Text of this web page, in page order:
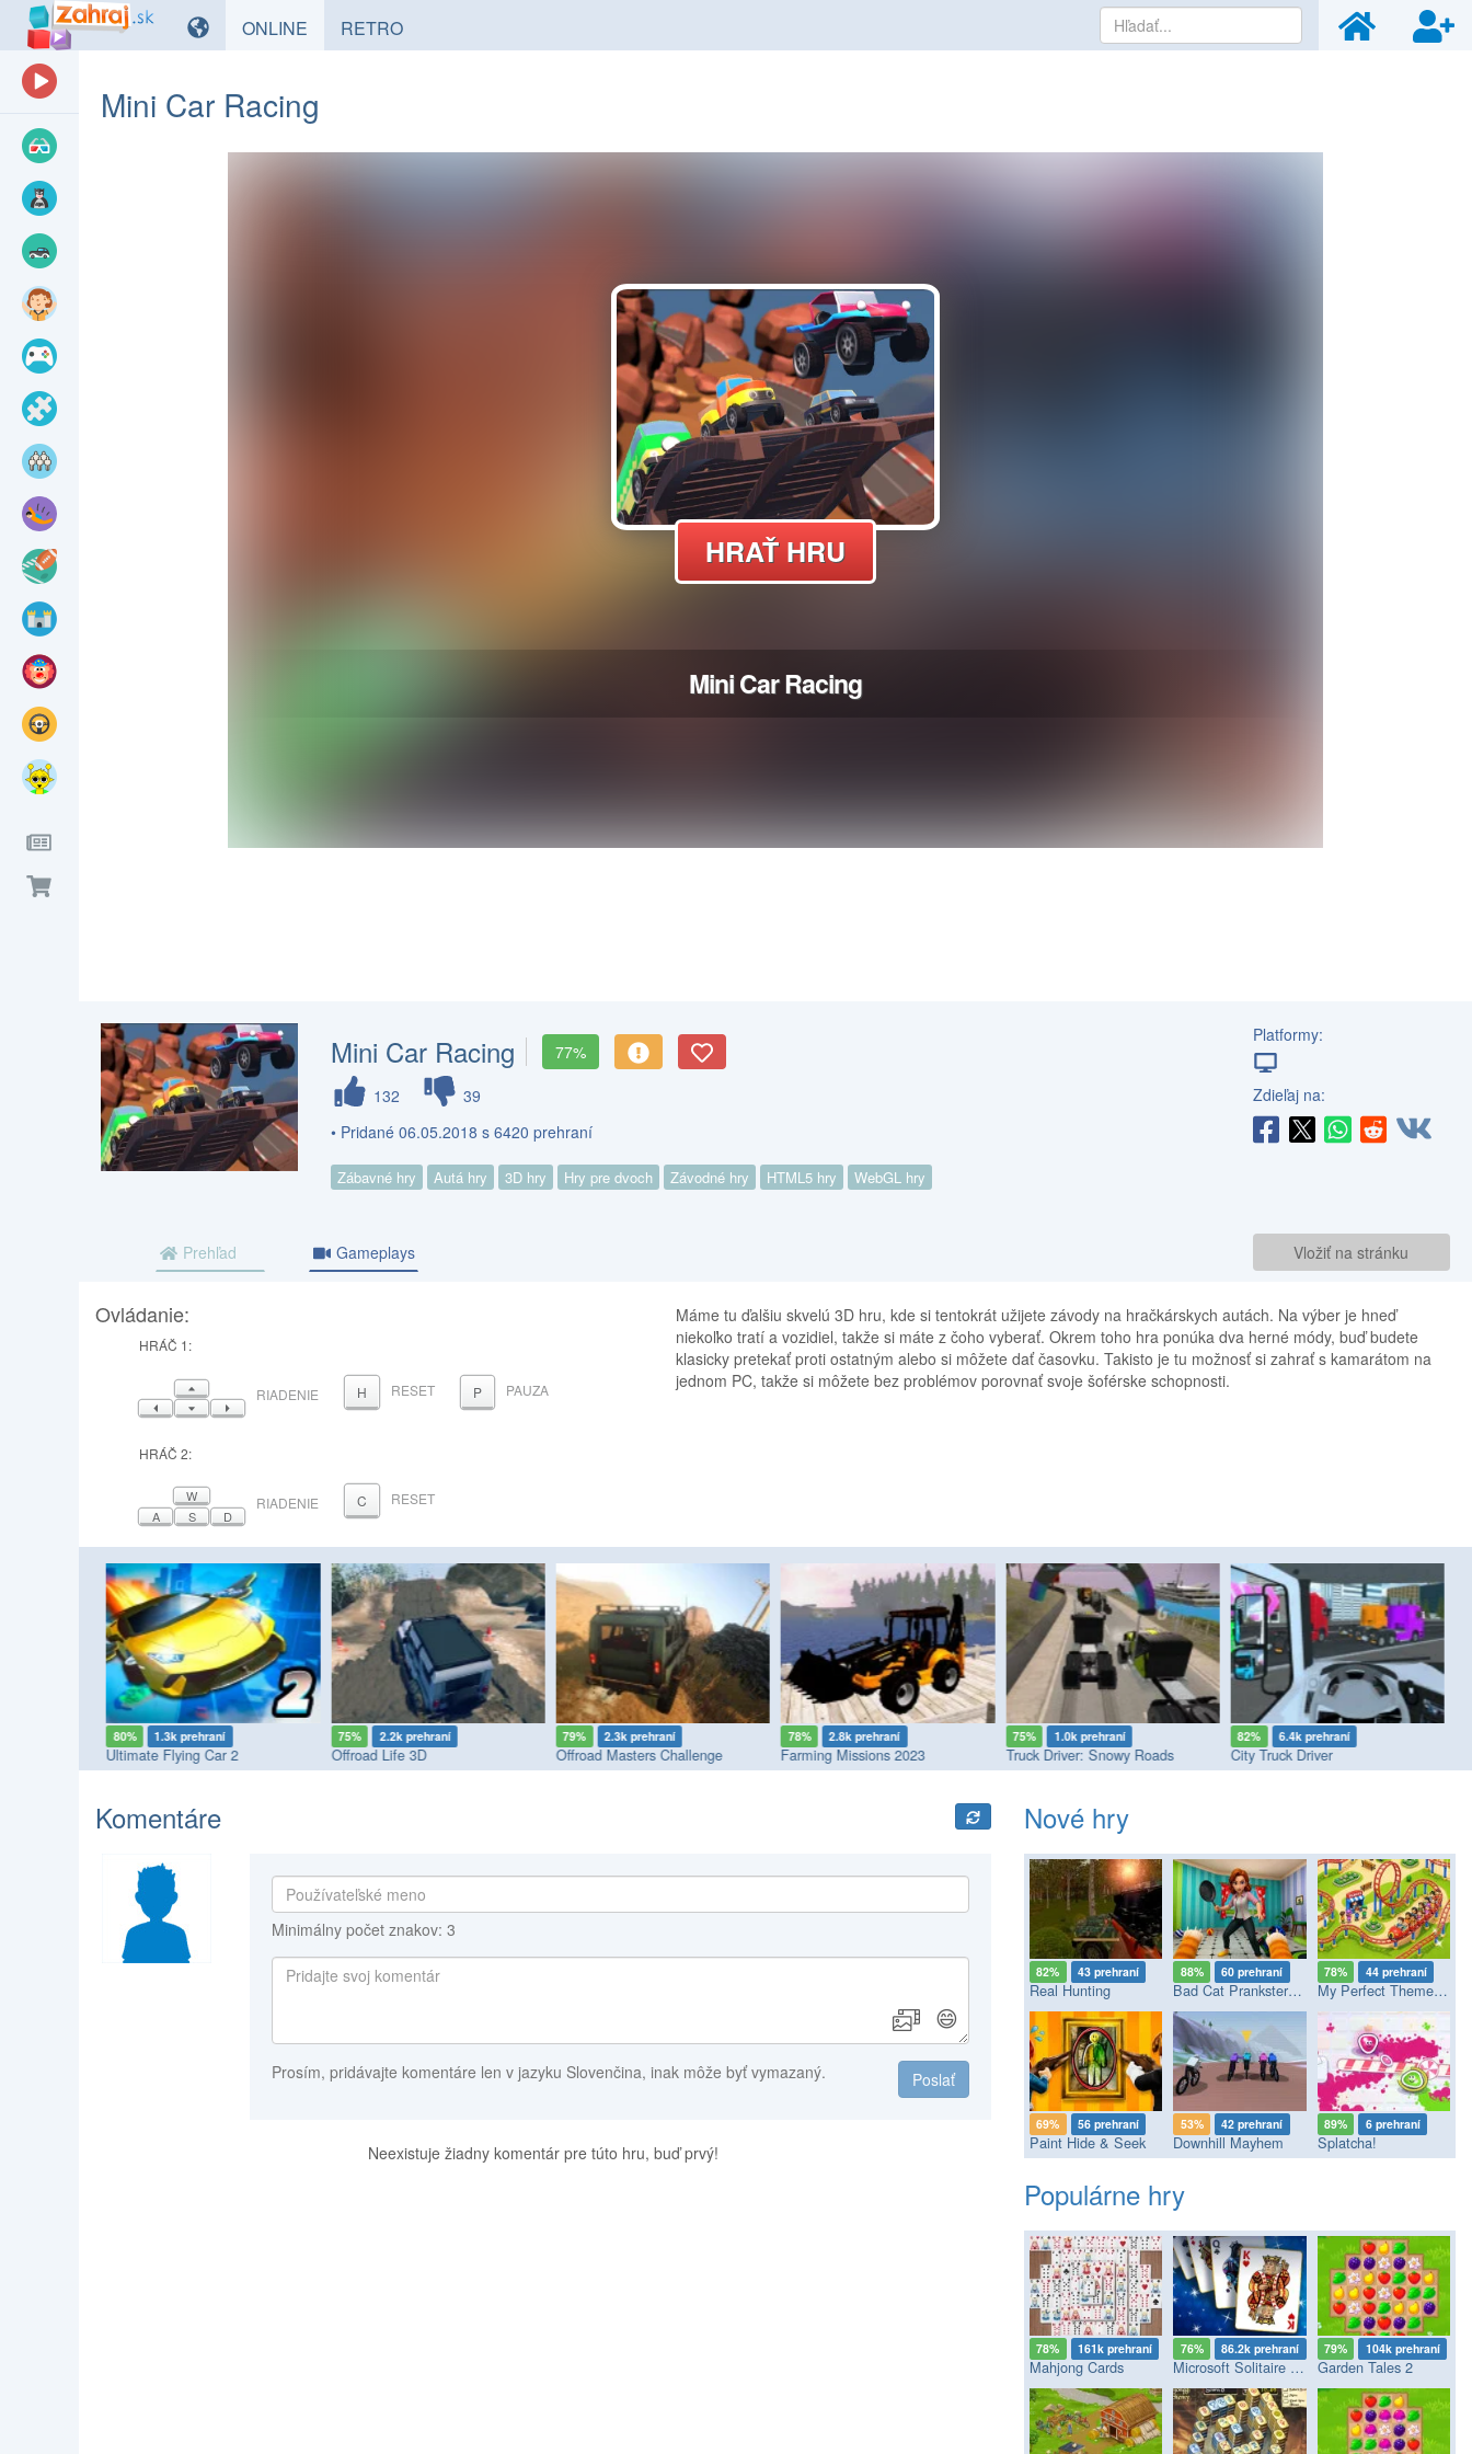
ONLINE HRYRETROHRY
Mini Car Racing
Mini Car Racing
77%
132
39
• Pridané 06.05.2018 s 6420 prehraní
Zábavné hry Autá hry 3D hry Hry pre dvoch Závodné hry HTML5 hry WebGL hry
Platformy:
Zdieľaj na:
Vložiť na stránku
Prehľad Gameplays
Ovládanie:
HRÁČ 1:
HORE
VĽAVODOLEVPRAVO
RIADENIE H RESET P PAUZA
HRÁČ 2:
W
A
S D
RIADENIE C RESET
Máme tu ďalšiu skvelú 3D hru, kde si tentokrát užijete závody na hračkárskych autách. Na výber je hneď
niekoľko tratí a vozidiel, takže si máte z čoho vyberať. Okrem toho hra ponúka dva herné módy, buď budete
klasicky pretekať proti ostatným alebo si môžete dať časovku. Takisto je tu možnosť si zahrať s kamarátom na
jednom PC, takže si môžete bez problémov porovnať svoje šoférske schopnosti.
80% 1.3k prehraní
Ultimate Flying Car 2
75% 2.2k prehraní
Offroad Life 3D
79% 2.3k prehraní
Offroad Masters Challenge
78% 2.8k prehraní
Farming Missions 2023
75% 1.0k prehraní
Truck Driver: Snowy Roads
82% 6.4k prehraní
City Truck Driver
Komentáre
Minimálny počet znakov: 3
😄
Poslať
Prosím, pridávajte komentáre len v jazyku Slovenčina, inak môže byť vymazaný.
Neexistuje žiadny komentár pre túto hru, buď prvý!
Nové hry
82% 43 prehraní
Real Hunting
88% 60 prehraní
Bad Cat Prankster - Mom’s Return
78% 44 prehraní
My Perfect Theme Park
69% 56 prehraní
Paint Hide & Seek
53% 42 prehraní
Downhill Mayhem
89% 6 prehraní
Splatcha!
Populárne hry
78% 161k prehraní
Mahjong Cards
76% 86.2k prehraní
Microsoft Solitaire Collection
79% 104k prehraní
Garden Tales 2